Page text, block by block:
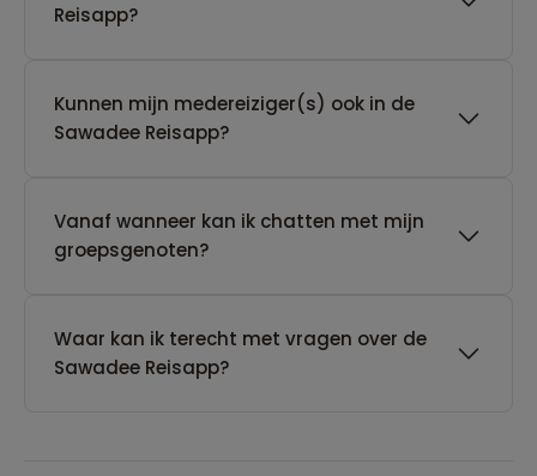
Reisapp?
Kunnen mijn medereiziger(s) ook in de
Sawadee Reisapp?
Vanaf wanneer kan ik chatten met mijn
groepsgenoten?
Waar kan ik terecht met vragen over de
Sawadee Reisapp?